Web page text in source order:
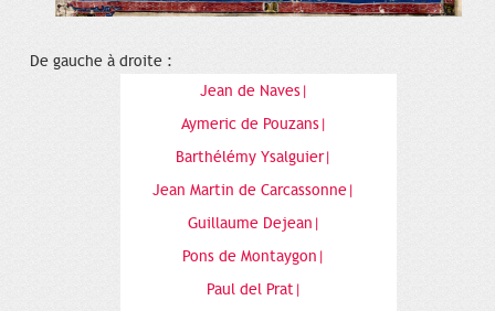
De gauche à droite :
Jean de Naves|
Aymeric de Pouzans|
Barthélémy Ysalguier|
Jean Martin de Carcassonne|
Guillaume Dejean|
Pons de Montaygon|
Paul del Prat|